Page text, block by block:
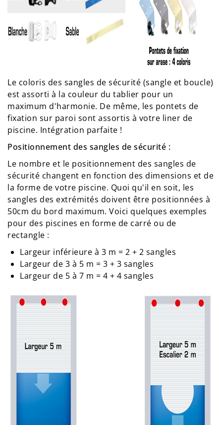
Le coloris des sangles de sécurité (sangle et boucle)
est assorti à la couleur du tablier pour un
maximum d'harmonie. De même, les pontets de
fixation sur paroi sont assortis à votre liner de
piscine. Intégration parfaite !
Positionnement des sangles de sécurité :
Le nombre et le positionnement des sangles de
sécurité changent en fonction des dimensions et de
la forme de votre piscine. Quoi qu'il en soit, les
sangles des extrémités doivent être positionnées à
50cm du bord maximum. Voici quelques exemples
pour des piscines en forme de carré ou de
rectangle :
Largeur inférieure à 3 m = 2 + 2 sangles
Largeur de 3 à 5 m = 3 + 3 sangles
Largeur de 5 à 7 m = 4 + 4 sangles